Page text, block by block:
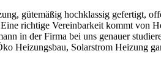
gütemäßig hochklassig gefertigt,
richtige Vereinbarkeit kommt von
in der Firma bei uns genauer
Heizungsbau, Solarstrom Heizung